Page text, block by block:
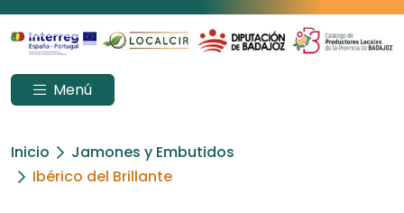
Menú
Inicio
Jamones y Embutidos
Ibérico del Brillante